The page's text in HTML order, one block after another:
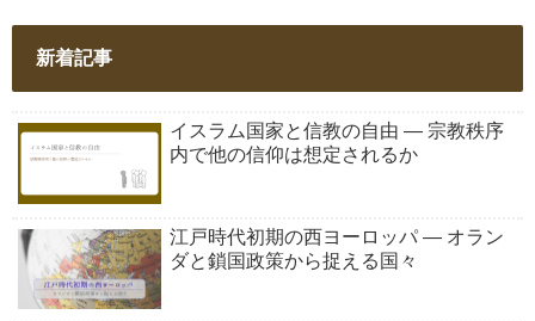
新着記事
イスラム国家と信教の自由 ― 宗教秩序
内で他の信仰は想定されるか
江戸時代初期の西ヨーロッパ ― オラン
ダと鎖国政策から捉える国々